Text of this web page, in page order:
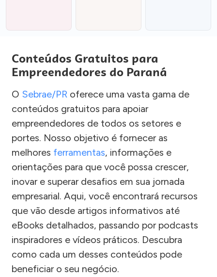
Conteúdos Gratuitos para
Empreendedores do Paraná
O Sebrae/PR oferece uma vasta gama de
conteúdos gratuitos para apoiar
empreendedores de todos os setores e
portes. Nosso objetivo é fornecer as
melhores ferramentas, informações e
orientações para que você possa crescer,
inovar e superar desafios em sua jornada
empresarial. Aqui, você encontrará recursos
que vão desde artigos informativos até
eBooks detalhados, passando por podcasts
inspiradores e vídeos práticos. Descubra
como cada um desses conteúdos pode
beneficiar o seu negócio.